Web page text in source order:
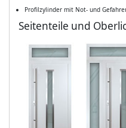
Profilzylinder mit Not- und
Seitenteile und